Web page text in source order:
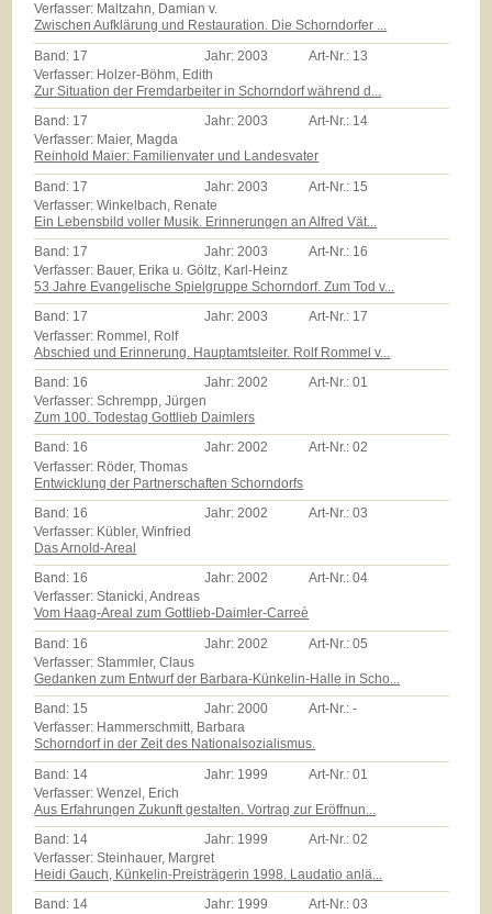
Verfasser: Maltzahn, Damian v.
Zwischen Aufklärung und Restauration. Die Schorndorfer ...
Band: 17 Jahr: 2003 Art-Nr.: 13
Verfasser: Holzer-Böhm, Edith
Zur Situation der Fremdarbeiter in Schorndorf während d...
Band: 17 Jahr:2003 Art-Nr.: 14
Verfasser: Maier, Magda
Reinhold Maier: Familienvater und Landesvater
Band: 17 Jahr: 2003 Art-Nr.: 15
Verfasser: Winkelbach, Renate
Ein Lebensbild voller Musik. Erinnerungen an Alfred Vät...
Band: 17 Jahr:2003 Art-Nr.: 16
Verfasser: Bauer, Erika u. Göltz, Karl-Heinz
53 Jahre Evangelische Spielgruppe Schorndorf. Zum Tod v...
Band: 17 Jahr:2003 Art-Nr.: 17
Verfasser: Rommel, Rolf
Abschied und Erinnerung. Hauptamtsleiter. Rolf Rommel v...
Band: 16 Jahr:2002 Art-Nr.:01
Verfasser: Schrempp, Jürgen
Zum 100. Todestag Gottlieb Daimlers
Band: 16 Jahr:2002 Art-Nr.:02
Verfasser: Röder, Thomas
Entwicklung der Partnerschaften Schorndorfs
Band: 16 Jahr: 2002 Art-Nr.:03
Verfasser: Kübler, Winfried
Das Arnold-Areal
Band: 16 Jahr:2002 Art-Nr.:04
Verfasser: Stanicki, Andreas
Vom Haag-Areal zum Gottlieb-Daimler-Carreè
Band: 16 Jahr: 2002 Art-Nr.:05
Verfasser: Stammler, Claus
Gedanken zum Entwurf der Barbara-Künkelin-Halle in Scho...
Band: 15 Jahr:2000 Art-Nr.:-
Verfasser: Hammerschmitt, Barbara
Schorndorf in der Zeit des Nationalsozialismus.
Band: 14 Jahr: 1999 Art-Nr.:01
Verfasser: Wenzel, Erich
Aus Erfahrungen Zukunft gestalten. Vortrag zur Eröffnun...
Band: 14 Jahr: 1999 Art-Nr.:02
Verfasser: Steinhauer, Margret
Heidi Gauch, Künkelin-Preisträgerin 1998. Laudatio anlä...
Band: 14 Jahr: 1999 Art-Nr.:03